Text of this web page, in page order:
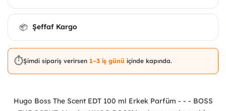
📦 Şeffaf Kargo
⏱️Şimdi sipariş verirsen 1–3 iş günü içinde kapında.
Hugo Boss The Scent EDT 100 ml Erkek Parfüm - - - BOSS